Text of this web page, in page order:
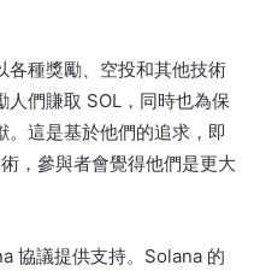
各種獎勵、空投和其他技術
人們賺取 SOL，同時也為保
這是基於他們的追求，即
，參與者會覺得他們是更大
協議提供支持。 Solana 的